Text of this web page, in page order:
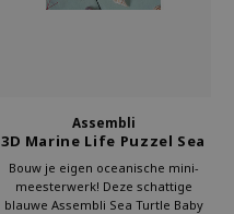
Assembli
3D Marine Life Puzzel Sea
Turtle Baby Blauw
Bouw je eigen oceanische mini-
meesterwerk! Deze schattige
blauwe Assembli Sea Turtle Baby